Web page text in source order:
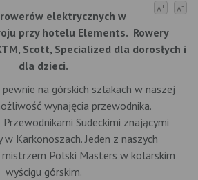
A+ A-
elektrycznych w
przy hotelu Elements. Rowery
Scott, Specialized dla dorosłych i
dla dzieci.
na górskich szlakach w naszej
wynajęcia przewodnika.
Przewodnikami Sudeckimi znającymi
Karkonoszach. Jeden z naszych
Polski Masters w kolarskim
wyścigu górskim.